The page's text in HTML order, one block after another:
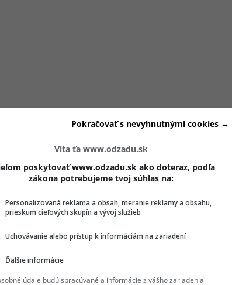
mala stvárniť postavu fotografky a umelkyne
výrazné herecké príležitosti. V roku 2022 získala
vo filmeFuchs im Bau, ktorý jej priniesol širšie
účasti v nemeckej adaptácii seriálu Euphoria
. Ide o lokálnu verziu formátu, ktorý vychádza z
sa preslávil najmä americkou verziou so
Víta ťa www.odzadu.sk
poskytovať www.odzadu.sk ako doteraz, podľa
zákona potrebujeme tvoj súhlas na:
Personalizovaná reklama a obsah, meranie reklamy a obsahu,
prieskum cieľových skupín a vývoj služieb
Uchovávanie alebo prístup k informáciám na zariadení
Ďalšie informácie
údaje budú spracúvané a informácie z vášho zariadenia
Pokračovať s nevyhnutnými cookies →